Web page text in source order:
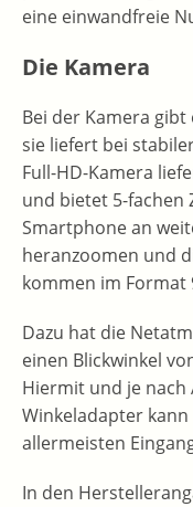
eine einwandfreie
Die Kamera
Bei der Kamera
sie liefert bei
Full-HD-Kamera
und bietet 5-fachen
Smartphone an
heranzoomen und
kommen im Format
Dazu hat die
einen Blickwinkel
Hiermit und je nach
Winkeladapter
allermeisten
In den